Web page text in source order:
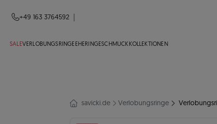
+49 163 3764592
SALEVERLOBUNGSRINGE EHERINGESCHMUCKKOLLEKTIONEN
savicki.de Verlobungsringe